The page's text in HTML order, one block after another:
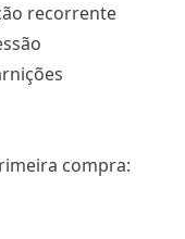
recorrente
compra: